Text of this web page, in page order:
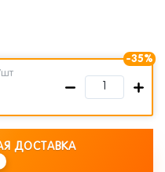
-35%
шт
ДОСТАВКА